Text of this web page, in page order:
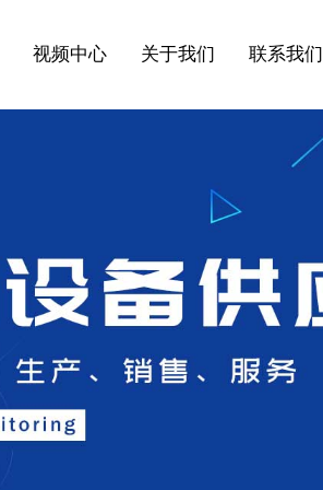
视频中心 关于我们 联系我们